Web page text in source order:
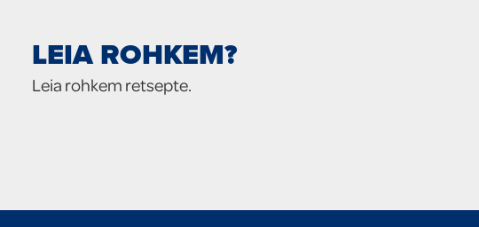
LEIA ROHKEM?
Leia rohkem retsepte.